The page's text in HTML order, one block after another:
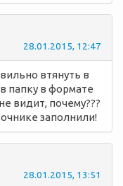
28.01.2015, 12:47
втянуть в
папку в формате
видит, почему???
заполнили!
28.01.2015, 13:51